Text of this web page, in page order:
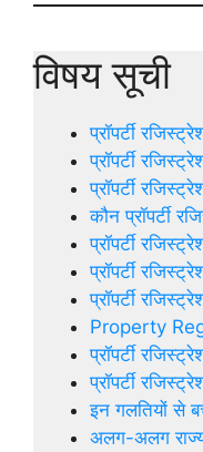
विषय सूची
प्रॉपर्टी
प्रॉपर्टी
प्रॉपर्टी
कौन प्रॉपर्टी
प्रॉपर्टी
प्रॉपर्टी
प्रॉपर्टी
Property
प्रॉपर्टी
प्रॉपर्टी
इन गलतियों से
अलग-अलग